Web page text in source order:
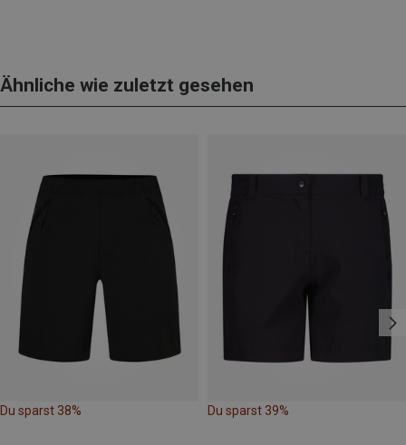
Ähnliche wie zuletzt gesehen
Du sparst 38% Du sparst 39%